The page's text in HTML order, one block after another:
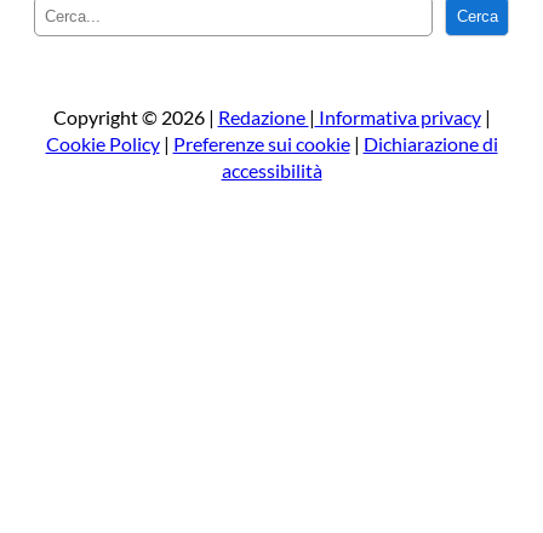
e
a
Cerca
Copyright © 2026 | Redazione | Informativa privacy|
Cookie Policy| Preferenze sui cookie| Dichiarazione di
accessibilità